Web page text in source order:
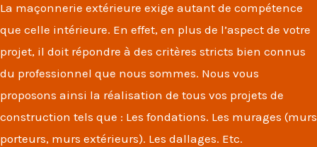
La maçonnerie extérieure exige autant de compétence
que celle intérieure. En effet, en plus de l’aspect de votre
projet, il doit répondre à des critères stricts bien connus
du professionnel que nous sommes. Nous vous
proposons ainsi la réalisation de tous vos projets de
construction tels que : Les fondations. Les murages (murs
porteurs, murs extérieurs). Les dallages. Etc.